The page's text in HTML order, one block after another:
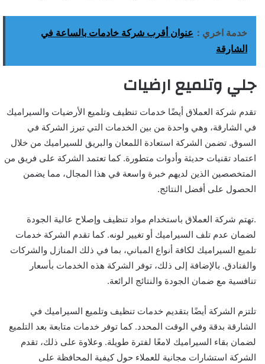
خدمة اخري : عنوان أقرب شركة خادمات بالساعة في
الشارقة
جلي وتلميع ارضيات
تقدم شركة العملاق أيضًا خدمات تنظيف وتلميع الأرضيات والسيراميك
في الشارقة، وهي واحدة من بين الخدمات التي تبرز الشركة في
السوق. تضمن الشركة استعادة اللمعان والبريق للسيراميك من خلال
اعتماد تقنيات حديثة وأدوات متطورة. كما تعتمد الشركة على فريق من
المتخصصين الذين لديهم خبرة واسعة في هذا المجال، مما يضمن
الحصول على أفضل النتائج.
.تهتم شركة العملاق باستخدام مواد تنظيف وإصلاح عالية الجودة
لضمان عدم تلف السيراميك أو تغيير لونه. كما تقدم الشركة خدمات
تلميع السيراميك لكافة أنواع المباني، بما في ذلك المنازل والشركات
والفنادق. بالإضافة إلى ذلك، توفر الشركة هذه الخدمات بأسعار
تنافسية مع ضمان الجودة والنتائج الرائعة.
تلتزم الشركة أيضًا بتقديم خدمات تنظيف وتلميع السيراميك في
الشارقة بدقة وفي الوقت المحدد. كما توفر خدمات متابعة بعد التلميع
لضمان بقاء السيراميك لامعًا لفترة طويلة. وعلاوة على ذلك، تقدم
الشركة استشارات مجانية للعملاء حول كيفية المحافظة على